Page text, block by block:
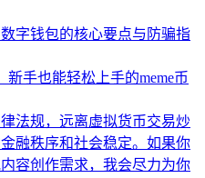
字钱包的核心要点与防骗指
新手也能轻松上手的meme币
法规，远离虚拟货币交易炒
融秩序和社会稳定。如果你
容创作需求，我会尽力为你